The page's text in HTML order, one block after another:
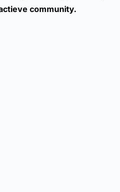
community.